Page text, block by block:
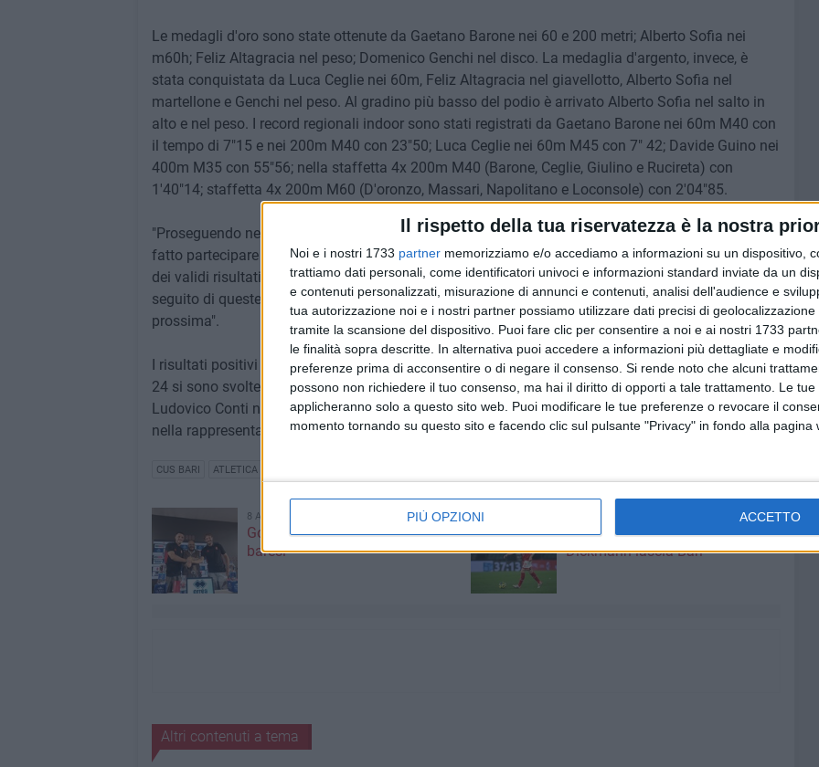
Il rispetto della tua riservatezza è la nostra
Noi e i nostri 1733 partner memorizziamo e/o accediamo a informazioni su un dispositivo,
trattiamo dati personali, come identificatori univoci e informazioni standard inviate da un
e contenuti personalizzati, misurazione di annunci e contenuti, analisi dell'audience e
tua autorizzazione noi e i nostri partner possiamo utilizzare dati precisi di
tramite la scansione del dispositivo. Puoi fare clic per consentire a noi e ai nostri 1733
le finalità sopra descritte. In alternativa puoi accedere a informazioni più dettagliate e
preferenze prima di acconsentire o di negare il consenso. Si rende noto che alcuni
possono non richiedere il tuo consenso, ma hai il diritto di opporti a tale trattamento. Le
applicheranno solo a questo sito web. Puoi modificare le tue preferenze o revocare il
momento tornando su questo sito e facendo clic sul pulsante "Privacy" in fondo alla pagina
PIÙ OPZIONI ACCETTO
Le medagli d'oro sono state ottenute da Gaetano Barone nei 60 e 200 metri; Alberto Sofia nei
m60h; Feliz Altagracia nel peso; Domenico Genchi nel disco. La medaglia d'argento, invece, è
stata conquistata da Luca Ceglie nei 60m, Feliz Altagracia nel giavellotto, Alberto Sofia nel
martellone e Genchi nel peso. Al gradino più basso del podio è arrivato Alberto Sofia nel salto in
alto e nel peso. I record regionali indoor sono stati registrati da Gaetano Barone nei 60m M40 con
il tempo di 7"15 e nei 200m M40 con 23"50; Luca Ceglie nei 60m M45 con 7" 42; Davide Guino nei
400m M35 con 55"56; nella staffetta 4x 200m M40 (Barone, Ceglie, Giulino e Rucireta) con
1'40"14; staffetta 4x 200m M60 (D'oronzo, Massari, Napolitano e Loconsole) con 2'04"85.
"Proseguendo nel nostro intento di dare spazio a settore giovanile – prosegue Barone - abbiamo
fatto partecipare alle gare indoor alcuni dei nostri atleti più giovani. Molti di loro hanno ottenuto
dei validi risultati, come Ignazio Zeverino nei 60m Cadetti e Desirèe Lopez nei 60m Cadette che a
seguito di queste prestazioni, rappresenteranno la Puglia nel trofeo che si disputerà domenica
prossima".
I risultati positivi ottenuti ad Ancona non sono gli unici che il Cus Bari ha ottenuto. Infatti, sabato
24 si sono svolte i campionati regionali di cross nei quali il Cus Bari ha ottenuto due argenti con
Ludovico Conti nella categoria ragazzi e Matteo Bosna nella categoria cadetti che si è qualificato
nella rappresentativa regionali per i campionati italiani di corsa campestre
CUS BARI ATLETICA
8 AGOSTO 2026
Gomez e Butic si presentano ai
baresi
Mercato in uscita, anche
Dickmann lascia Bari
Altri contenuti a tema